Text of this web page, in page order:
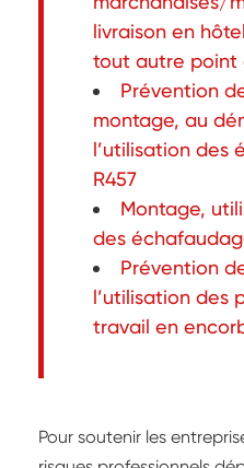
livraison en
tout autre point
Prévention
montage, au
l’utilisation des
R457
Montage,
des
Prévention
l’utilisation des
travail en
Pour soutenir les